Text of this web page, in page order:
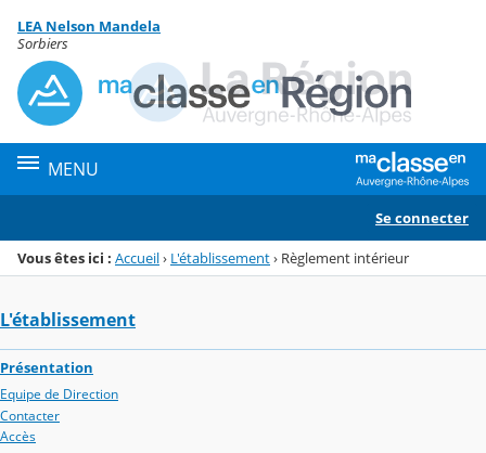
Menu de la rubrique
Contenu
LEA Nelson Mandela
Sorbiers
MENU
Se connecter
Vous êtes ici : Accueil› L'établissement› Règlement intérieur
L'établissement
Présentation
Equipe de Direction
Contacter
Accès